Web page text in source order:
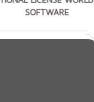
SOFTWARE